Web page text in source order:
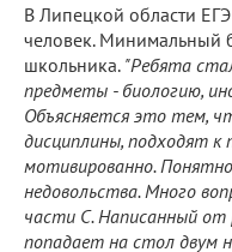
В Липецкой области
человек. Минимальный
школьника. "Ребята
предметы - биологию,
Объясняется это тем,
дисциплины, подходят к
мотивированно.
недовольства. Много
части С. Написанный от
попадает на стол двум